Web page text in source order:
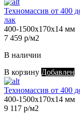
Техномассив от 400
лак
400-1500х170х14 мм
7 459 р/м2
В наличии
В корзину Добавлен
Техномассив от 400
400-1500х170х14 мм
9 117 р/м2